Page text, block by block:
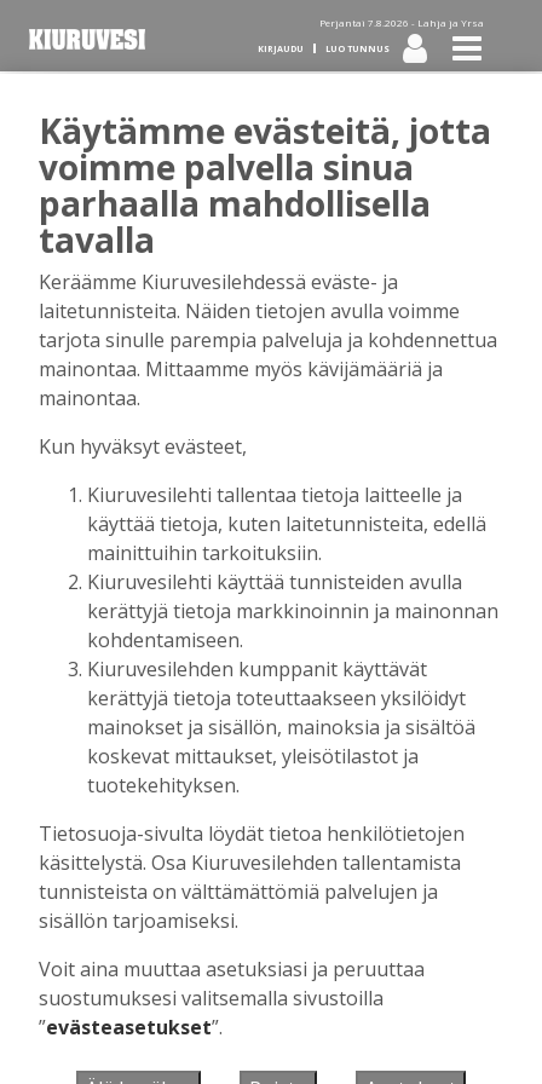
Perjantai 7.8.2026 - Lahja ja Yrsa
KIRJAUDU LUO TUNNUS
Tilaa Kiuruvesi-lehti diginä
tai kotiinkannettuna!
Kirjaudu
Sähköposti
Salasana
Muista minut
Unohtuiko salasana?
se tästä.
Käyntiosoite :
Kiuruvesi Lehti oy
Niemistenkatu 4
Kiuruvesi
Käytämme evästeitä, jotta
voimme palvella sinua
parhaalla mahdollisella
tavalla
Keräämme Kiuruvesilehdessä eväste- ja
laitetunnisteita. Näiden tietojen avulla voimme
tarjota sinulle parempia palveluja ja kohdennettua
mainontaa. Mittaamme myös kävijämääriä ja
mainontaa.
Kun hyväksyt evästeet,
Kiuruvesilehti tallentaa tietoja laitteelle ja
käyttää tietoja, kuten laitetunnisteita, edellä
mainittuihin tarkoituksiin.
Kiuruvesilehti käyttää tunnisteiden avulla
kerättyjä tietoja markkinoinnin ja mainonnan
kohdentamiseen.
Kiuruvesilehden kumppanit käyttävät
kerättyjä tietoja toteuttaakseen yksilöidyt
mainokset ja sisällön, mainoksia ja sisältöä
koskevat mittaukset, yleisötilastot ja
tuotekehityksen.
Tietosuoja-sivulta löydät tietoa henkilötietojen
käsittelystä. Osa Kiuruvesilehden tallentamista
tunnisteista on välttämättömiä palvelujen ja
sisällön tarjoamiseksi.
Voit aina muuttaa asetuksiasi ja peruuttaa
suostumuksesi valitsemalla sivustoilla
”evästeasetukset”.